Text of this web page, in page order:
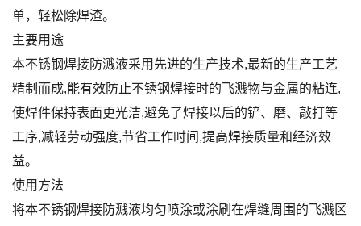
单，轻松除焊渣。
主要用途
本不锈钢焊接防溅液采用先进的生产技术,最新的生产工艺
精制而成,能有效防止不锈钢焊接时的飞溅物与金属的粘连,
使焊件保持表面更光洁,避免了焊接以后的铲、磨、敲打等
工序,减轻劳动强度,节省工作时间,提高焊接质量和经济效
益。
使用方法
将本不锈钢焊接防溅液均匀喷涂或涂刷在焊缝周围的飞溅区